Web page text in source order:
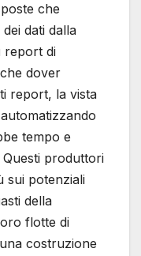
che
dati dalla
report di
dover
report, la vista
tempo e
produttori
sui potenziali
della
flotte di
costruzione